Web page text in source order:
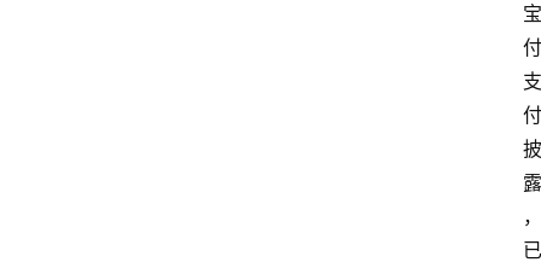
宝
付
支
付
披
露
，
已